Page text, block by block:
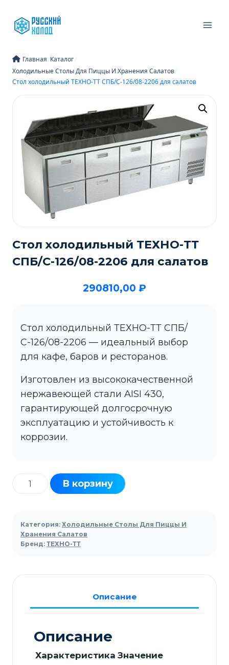
содержимому
Главная/Каталог/
Холодильные Столы Для Пиццы И Хранения Салатов/
Стол холодильный ТЕХНО-ТТ СПБ/С-126/08-2206 для салатов
Стол холодильный ТЕХНО-ТТ
СПБ/С-126/08-2206 для салатов
290810,00 ₽
Стол холодильный ТЕХНО-ТТ СПБ/
С-126/08-2206 — идеальный выбор
для кафе, баров и ресторанов.
Изготовлен из высококачественной
нержавеющей стали AISI 430,
гарантирующей долгосрочную
эксплуатацию и устойчивость к
коррозии.
Количество
товара
холодильный
ТЕХНО-
ТТ
С-126/08-
В корзину
Категория: Холодильные Столы Для Пиццы И
Хранения Салатов
Бренд: ТЕХНО-ТТ
Описание
Описание
Характеристика Значение